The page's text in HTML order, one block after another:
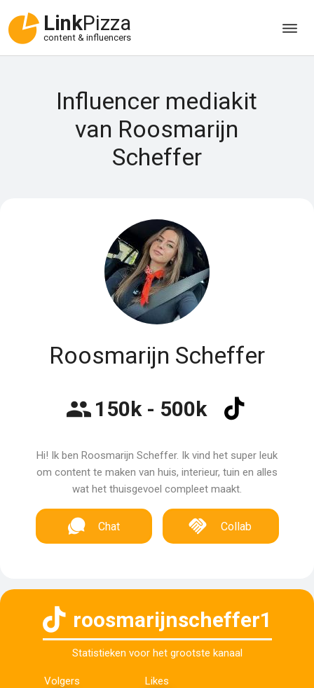
LinkPizza
content & influencers
Influencer mediakit
van Roosmarijn
Scheffer
Roosmarijn Scheffer
150k - 500k
Hi! Ik ben Roosmarijn Scheffer. Ik vind het super leuk
om content te maken van huis, interieur, tuin en alles
wat het thuisgevoel compleet maakt.
Chat Collab
roosmarijnscheffer1
Statistieken voor het grootste kanaal
Volgers Likes